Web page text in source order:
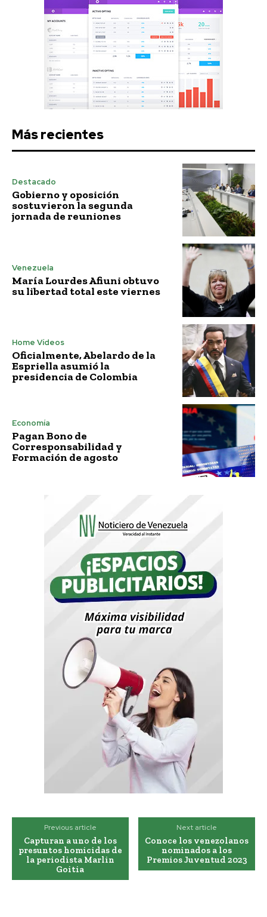
Más recientes
Destacado
Gobierno y oposición
sostuvieron la segunda
jornada de reuniones
Venezuela
María Lourdes Afiuni obtuvo
su libertad total este viernes
Home Vídeos
Oficialmente, Abelardo de la
Espriella asumió la
presidencia de Colombia
Economía
Pagan Bono de
Corresponsabilidad y
Formación de agosto
Previous article
Capturan a uno de los
presuntos homicidas de
la periodista Marlin
Goitia
Next article
Conoce los venezolanos
nominados a los
Premios Juventud 2023